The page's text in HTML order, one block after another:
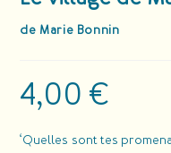
de Marie Bonnin
4,00 €
‘Quelles sont tes